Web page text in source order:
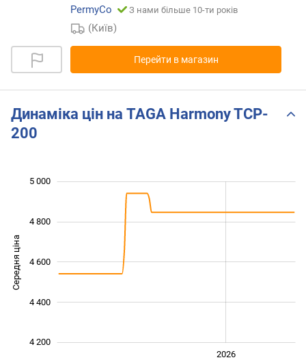
PermyCo
З нами більше 10-ти років
(Київ)
Перейти в магазин
Динаміка цін на TAGA Harmony TCP-
200
Середня ціна 4 300
4 200
4 400
4 600
4 800
5 000
2026